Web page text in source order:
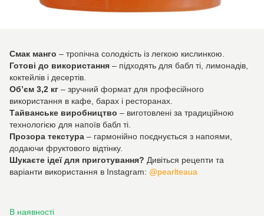
Смак манго – тропічна солодкість із легкою кислинкою.
Готові до використання – підходять для бабл ті, лимонадів,
коктейлів і десертів.
Об’єм 3,2 кг – зручний формат для професійного
використання в кафе, барах і ресторанах.
Тайванське виробництво – виготовлені за традиційною
технологією для напоїв бабл ті.
Прозора текстура – гармонійно поєднується з напоями,
додаючи фруктового відтінку.
Шукаєте ідеї для приготування? Дивіться рецепти та
варіанти використання в Instagram: @pearlteaua
В наявності